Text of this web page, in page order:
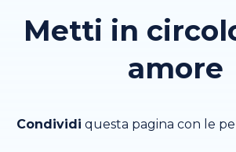
Metti in
amore
Condividi questa pagina con le